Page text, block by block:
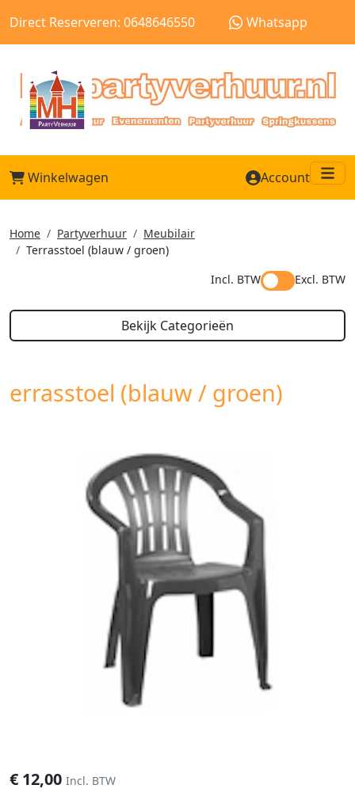
Direct Reserveren: 0648646550 Whatsapp
Winkelwagen Account
Home Partyverhuur
Meubilair
Terrasstoel (blauw / groen)
Incl. BTW
Excl. BTW
Bekijk Categorieën
errasstoel (blauw / groen)
€ 12,00 Incl. BTW